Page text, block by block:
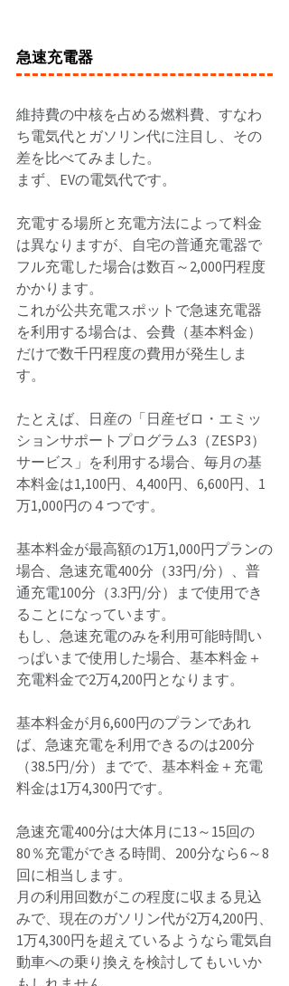
急速充電器
維持費の中核を占める燃料費、すなわ
ち電気代とガソリン代に注目し、その
差を比べてみました。
まず、EVの電気代です。
充電する場所と充電方法によって料金
は異なりますが、自宅の普通充電器で
フル充電した場合は数百～2,000円程度
かかります。
これが公共充電スポットで急速充電器
を利用する場合は、会費（基本料金）
だけで数千円程度の費用が発生しま
す。
たとえば、日産の「日産ゼロ・エミッ
ションサポートプログラム3（ZESP3）
サービス」を利用する場合、毎月の基
本料金は1,100円、4,400円、6,600円、1
万1,000円の４つです。
基本料金が最高額の1万1,000円プランの
場合、急速充電400分（33円/分）、普
通充電100分（3.3円/分）まで使用でき
ることになっています。
もし、急速充電のみを利用可能時間い
っぱいまで使用した場合、基本料金＋
充電料金で2万4,200円となります。
基本料金が月6,600円のプランであれ
ば、急速充電を利用できるのは200分
（38.5円/分）までで、基本料金＋充電
料金は1万4,300円です。
急速充電400分は大体月に13～15回の
80％充電ができる時間、200分なら6～8
回に相当します。
月の利用回数がこの程度に収まる見込
みで、現在のガソリン代が2万4,200円、
1万4,300円を超えているようなら電気自
動車への乗り換えを検討してもいいか